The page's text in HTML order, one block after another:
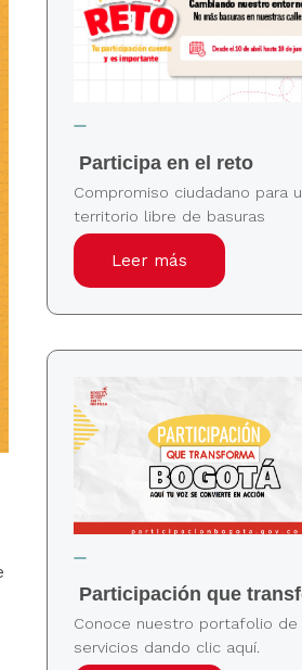
Participa en el reto
Compromiso ciudadano para
territorio libre de basuras
Leer más
Participación que
Conoce nuestro portafolio de
servicios dando clic aquí.